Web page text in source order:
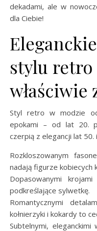
dekadami, ale w
dla Ciebie!
stylu retro
właściwie
Styl retro w modzie
epokami – od lat 20.
czerpią z elegancji lat 50.
Rozkloszowanym
nadają figurze kobiecych
Dopasowanymi
podkreślające sylwetkę.
Romantycznymi
kołnierzyki i kokardy to
Subtelnymi,